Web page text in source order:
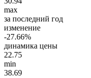
max
за последний год
изменение
-27.66%
динамика цены
22.75
min
38.69